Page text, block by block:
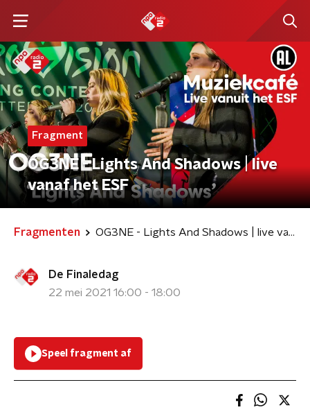
Fragment
OG3NE - Lights And Shadows | live
vanaf het ESF
Fragmenten OG3NE - Lights And Shadows | live vanaf het ESF
De Finaledag
22 mei 2021 16:00 - 18:00
Speel fragment af